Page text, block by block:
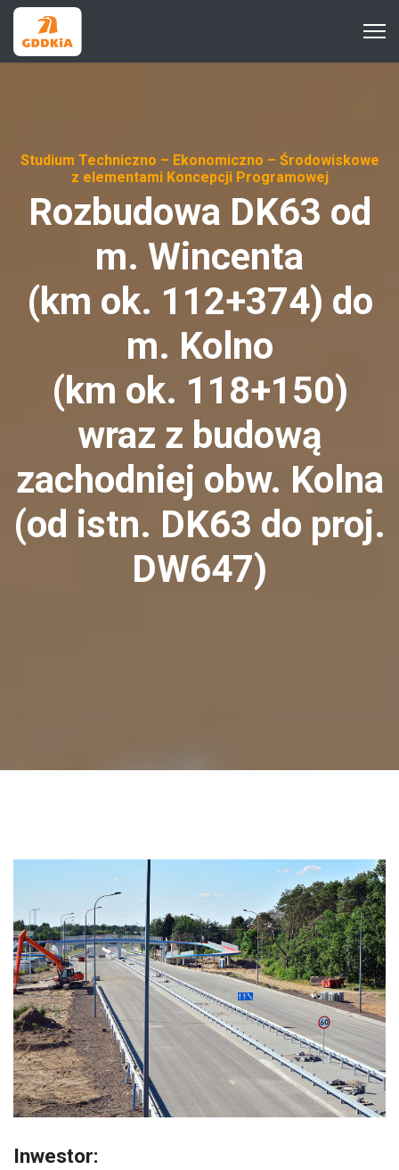
Studium Techniczno – Ekonomiczno – Środowiskowe
z elementami Koncepcji Programowej
Rozbudowa DK63 od
m. Wincenta
(km ok. 112+374) do
m. Kolno
(km ok. 118+150)
wraz z budową
zachodniej obw. Kolna
(od istn. DK63 do proj.
DW647)
Inwestor: